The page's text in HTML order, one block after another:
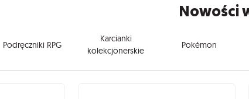
Nowości
Podręczniki RPG
Karcianki
kolekcjonerskie
Pokémon